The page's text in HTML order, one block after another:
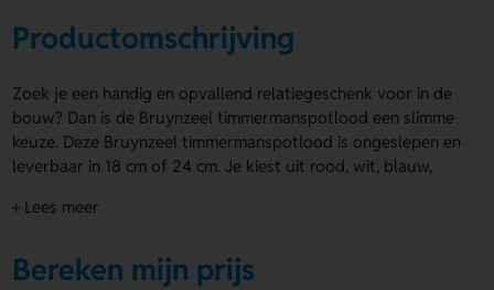
Productomschrijving
Zoek je een handig en opvallend relatiegeschenk voor in de
bouw? Dan is de Bruynzeel timmermanspotlood een slimme
keuze. Deze Bruynzeel timmermanspotlood is ongeslepen en
leverbaar in 18 cm of 24 cm. Je kiest uit rood, wit, blauw,
kleur op 1 zijde. Op product kun je een logo, naam of eigen
Voordelen van de Bruynzeel
+ Lees meer
Bereken mijn prijs